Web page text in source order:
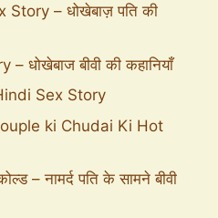
– धोखेबाज़ पति की
धोखेबाज बीवी की कहानियाँ
Sex Story
ki Chudai Ki Hot
– नामर्द पति के सामने बीवी